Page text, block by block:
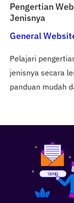
Pengertian
Jenisnya
General
Pelajari
jenisnya secara
panduan mudah